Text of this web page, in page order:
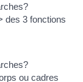
des 3 fonctions
ou cadres